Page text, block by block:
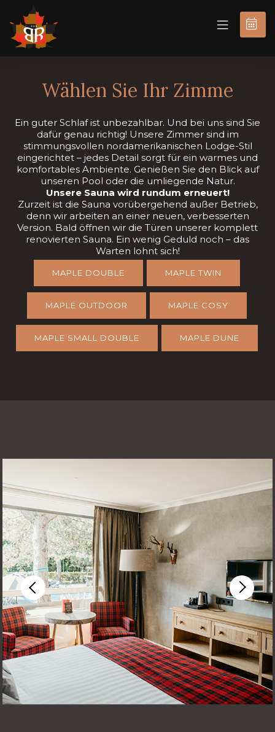
Wählen Sie Ihr Zimme
Ein guter Schlaf ist unbezahlbar. Und bei uns sind Sie
dafür genau richtig! Unsere Zimmer sind im
stimmungsvollen nordamerikanischen Lodge-Stil
eingerichtet – jedes Detail sorgt für ein warmes und
komfortables Ambiente. Genießen Sie den Blick auf
unseren Pool oder die umliegende Natur.
Unsere Sauna wird rundum erneuert!
Zurzeit ist die Sauna vorübergehend außer Betrieb,
denn wir arbeiten an einer neuen, verbesserten
Version. Bald öffnen wir die Türen unserer komplett
renovierten Sauna. Ein wenig Geduld noch – das
Warten lohnt sich!
MAPLE DOUBLE MAPLE TWIN
MAPLE OUTDOOR MAPLE COSY
MAPLE SMALL DOUBLE MAPLE DUNE